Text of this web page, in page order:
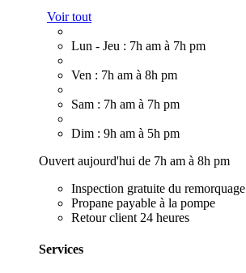
Voir tout
Lun - Jeu : 7h am à 7h pm
Ven : 7h am à 8h pm
Sam : 7h am à 7h pm
Dim : 9h am à 5h pm
Ouvert aujourd'hui de 7h am à 8h pm
Inspection gratuite du remorquage
Propane payable à la pompe
Retour client 24 heures
Services